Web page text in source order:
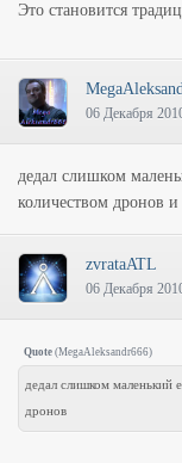
Это становится
06 Декабря
дедал слишком
количеством дронов
zvrataATL
06 Декабря
Quote (MegaAleksandr666)
дедал слишком маленький
дронов